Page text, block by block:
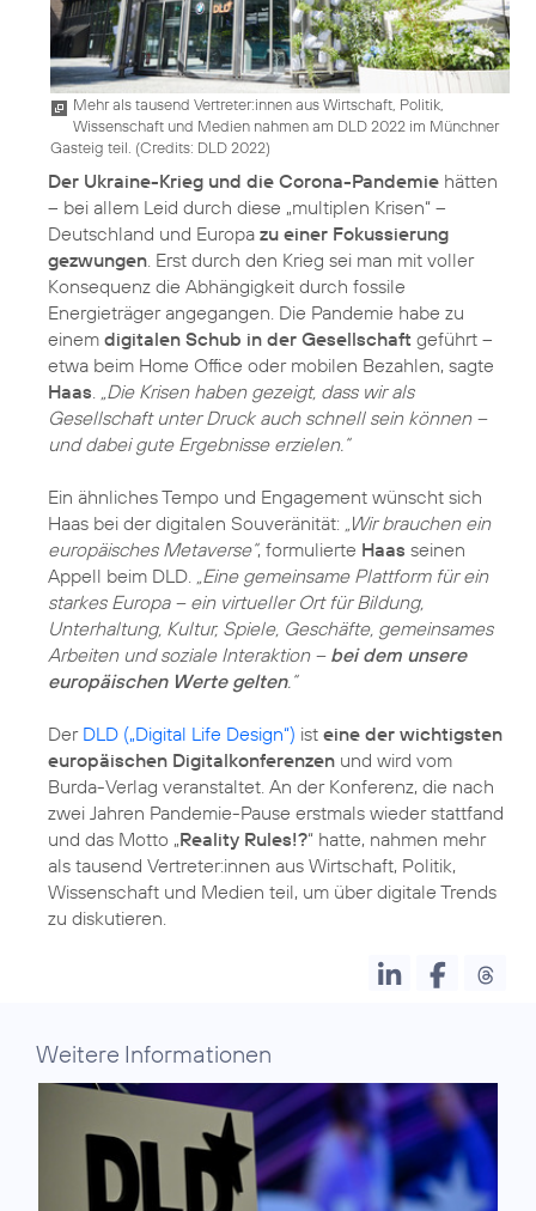
Mehr als tausend Vertreter:innen aus Wirtschaft, Politik,
Wissenschaft und Medien nahmen am DLD 2022 im Münchner
Gasteig teil. (Credits: DLD 2022)
Der Ukraine-Krieg und die Corona-Pandemie hätten
– bei allem Leid durch diese „multiplen Krisen“ –
Deutschland und Europa zu einer Fokussierung
gezwungen. Erst durch den Krieg sei man mit voller
Konsequenz die Abhängigkeit durch fossile
Energieträger angegangen. Die Pandemie habe zu
einem digitalen Schub in der Gesellschaft geführt –
etwa beim Home Office oder mobilen Bezahlen, sagte
Haas. „Die Krisen haben gezeigt, dass wir als
Gesellschaft unter Druck auch schnell sein können –
und dabei gute Ergebnisse erzielen.“
Ein ähnliches Tempo und Engagement wünscht sich
Haas bei der digitalen Souveränität: „Wir brauchen ein
europäisches Metaverse“, formulierte Haas seinen
Appell beim DLD. „Eine gemeinsame Plattform für ein
starkes Europa – ein virtueller Ort für Bildung,
Unterhaltung, Kultur, Spiele, Geschäfte, gemeinsames
Arbeiten und soziale Interaktion – bei dem unsere
europäischen Werte gelten.“
Der DLD („Digital Life Design“) ist eine der wichtigsten
europäischen Digitalkonferenzen und wird vom
Burda-Verlag veranstaltet. An der Konferenz, die nach
zwei Jahren Pandemie-Pause erstmals wieder stattfand
und das Motto „Reality Rules!?“ hatte, nahmen mehr
als tausend Vertreter:innen aus Wirtschaft, Politik,
Wissenschaft und Medien teil, um über digitale Trends
zu diskutieren.
Weitere Informationen